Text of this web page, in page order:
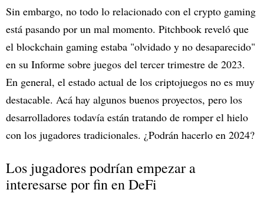
Sin embargo, no todo lo relacionado con el crypto gaming
está pasando por un mal momento. Pitchbook reveló que
el blockchain gaming estaba "olvidado y no desaparecido"
en su Informe sobre juegos del tercer trimestre de 2023.
En general, el estado actual de los criptojuegos no es muy
destacable. Acá hay algunos buenos proyectos, pero los
desarrolladores todavía están tratando de romper el hielo
con los jugadores tradicionales. ¿Podrán hacerlo en 2024?
Los jugadores podrían empezar a
interesarse por fin en DeFi